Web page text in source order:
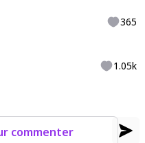
commenter
365
1.05k